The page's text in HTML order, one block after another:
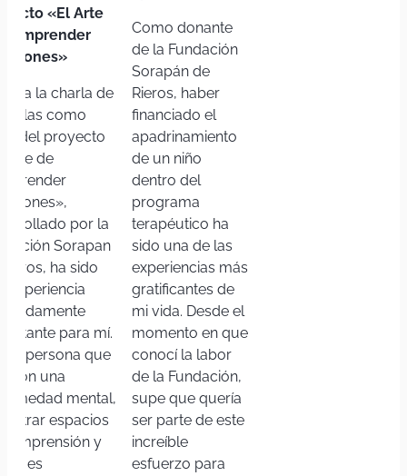
«El Arte
a la charla de
como
del proyecto
Arte de
por la
Sorapan
ha sido
experiencia
para mí.
persona que
con una
mental,
espacios
y
es
Como donante
de la Fundación
Sorapán de
Rieros, haber
financiado el
apadrinamiento
de un niño
dentro del
programa
terapéutico ha
sido una de las
experiencias más
gratificantes de
mi vida. Desde el
momento en que
conocí la labor
de la Fundación,
supe que quería
ser parte de este
increíble
esfuerzo para